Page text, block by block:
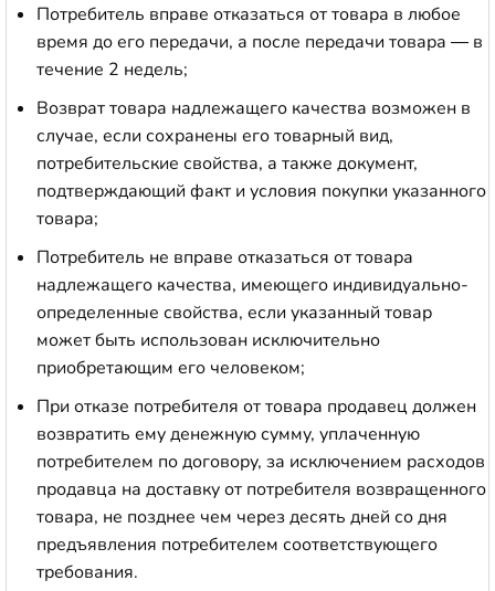
Потребитель вправе отказаться от товара в любое
время до его передачи, а после передачи товара — в
течение 2 недель;
Возврат товара надлежащего качества возможен в
случае, если сохранены его товарный вид,
потребительские свойства, а также документ,
подтверждающий факт и условия покупки указанного
товара;
Потребитель не вправе отказаться от товара
надлежащего качества, имеющего индивидуально-
определенные свойства, если указанный товар
может быть использован исключительно
приобретающим его человеком;
При отказе потребителя от товара продавец должен
возвратить ему денежную сумму, уплаченную
потребителем по договору, за исключением расходов
продавца на доставку от потребителя возвращенного
товара, не позднее чем через десять дней со дня
предъявления потребителем соответствующего
требования.